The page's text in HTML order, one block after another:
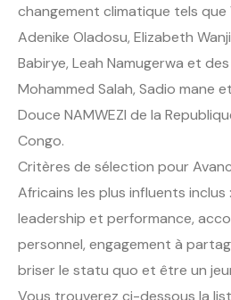
changement climatique tels que
Adenike Oladosu, Elizabeth
Babirye, Leah Namugerwa et
Mohammed Salah, Sadio mane
Douce NAMWEZI de la
Congo.
Critères de sélection pour
Africains les plus influents inclus
leadership et performance,
personnel, engagement à
briser le statu quo et être un
Vous trouverez ci-dessous la